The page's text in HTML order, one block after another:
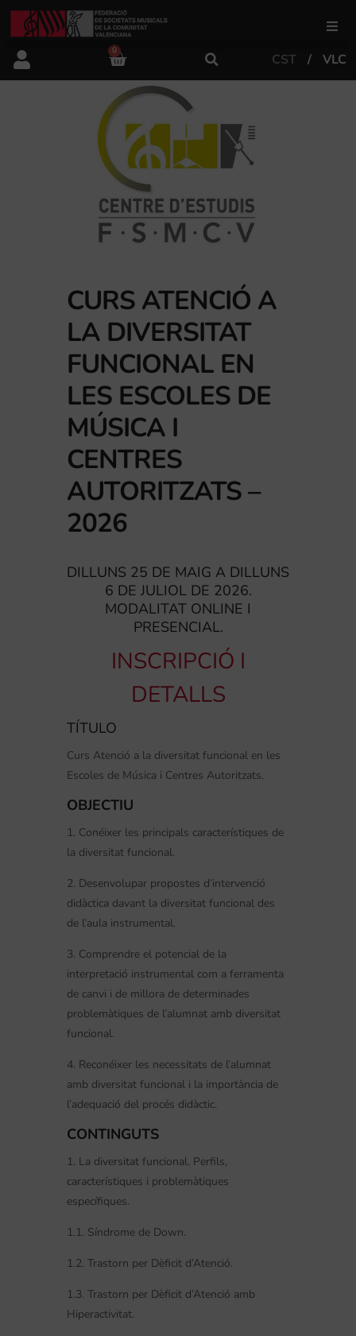
FSMCV
Àrea de gestió
Àrea educativa
Àrea Artística
0
CST VLC
CURS ATENCIÓ A
LA DIVERSITAT
FUNCIONAL EN
LES ESCOLES DE
MÚSICA I
CENTRES
AUTORITZATS –
2026
DILLUNS 25 DE MAIG A DILLUNS
6 DE JULIOL DE 2026.
MODALITAT ONLINE I
PRESENCIAL.
INSCRIPCIÓ I
DETALLS
TÍTULO
Curs Atenció a la diversitat funcional en les
Escoles de Música i Centres Autoritzats.
OBJECTIU
1. Conéixer les principals característiques de
la diversitat funcional.
2. Desenvolupar propostes d’intervenció
didàctica davant la diversitat funcional des
de l’aula instrumental.
3. Comprendre el potencial de la
interpretació instrumental com a ferramenta
de canvi i de millora de determinades
problemàtiques de l’alumnat amb diversitat
funcional.
4. Reconéixer les necessitats de l’alumnat
amb diversitat funcional i la importància de
l’adequació del procés didàctic.
CONTINGUTS
1. La diversitat funcional. Perfils,
característiques i problemàtiques
específiques.
1.1. Síndrome de Down.
1.2. Trastorn per Dèficit d’Atenció.
1.3. Trastorn per Dèficit d’Atenció amb
Hiperactivitat.